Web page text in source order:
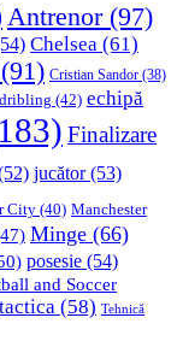
Antrenor(97)
Chelsea (61)
(91) Cristian Sandor (38)
dribling (42) echipă
Finalizare
jucător(53)
City (40) Manchester
Minge (66)
posesie (54)
and Soccer
tactica (58) Tehnică